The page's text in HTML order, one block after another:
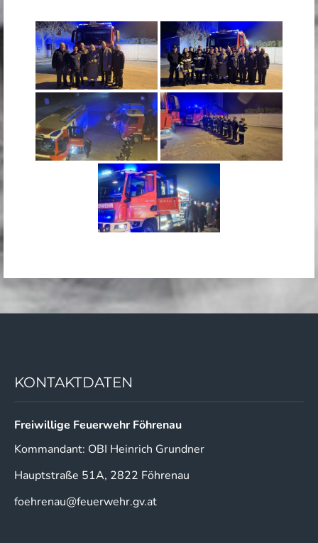
KONTAKTDATEN
Freiwillige Feuerwehr Föhrenau
Kommandant: OBI Heinrich Grundner
Hauptstraße 51A, 2822 Föhrenau
foehrenau@feuerwehr.gv.at